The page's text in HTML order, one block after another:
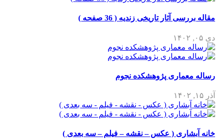
مقاله بررسی آثار تاریخی زندیه ( 36 صفحه )
دی ۰۵, ۱۴۰۲
رساله معماری پژوهشکده نجوم
آذر ۱۵, ۱۴۰۲
خانه آبشاری ( عکس – نقشه – فیلم – سه بعدی )